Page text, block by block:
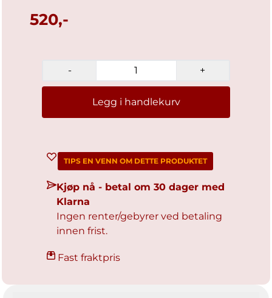
F-pak:v7350019261996
Produksjonsland:vSverige
520,-
- +
Legg i handlekurv
TIPS EN VENN OM DETTE PRODUKTET
Kjøp nå - betal om 30 dager med
Klarna
Ingen renter/gebyrer ved betaling
innen frist.
Fast fraktpris